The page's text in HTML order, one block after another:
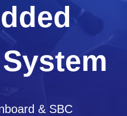
& SBC